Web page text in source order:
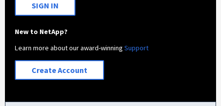
SIGN IN
New to NetApp?
Learn more about our award-winningSupport
Create Account